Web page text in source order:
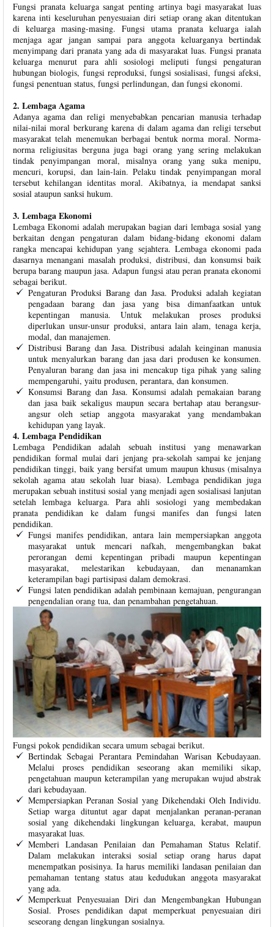
Fungsi pranata keluarga sangat penting artinya bagi masyarakat luas
karena inti keseluruhan penyesuaian diri setiap orang akan ditentukan
di keluarga masing-masing. Fungsi utama pranata keluarga ialah
menjaga agar jangan sampai para anggota keluarganya bertindak
menyimpang dari pranata yang ada di masyarakat luas. Fungsi pranata
keluarga menurut para ahli sosiologi meliputi fungsi pengaturan
hubungan biologis, fungsi reproduksi, fungsi sosialisasi, fungsi afeksi,
fungsi penentuan status, fungsi perlindungan, dan fungsi ekonomi.
2. Lembaga Agama
Adanya agama dan religi menyebabkan pencarian manusia terhadap
nilai-nilai moral berkurang karena di dalam agama dan religi tersebut
masyarakat telah menemukan berbagai bentuk norma moral. Norma-
norma religiusitas berguna juga bagi orang yang sering melakukan
tindak penyimpangan moral, misalnya orang yang suka menipu,
mencuri, korupsi, dan lain-lain. Pelaku tindak penyimpangan moral
tersebut kehilangan identitas moral. Akibatnya, ia mendapat sanksi
sosial ataupun sanksi hukum.
3. Lembaga Ekonomi
Lembaga Ekonomi adalah merupakan bagian dari lembaga sosial yang
berkaitan dengan pengaturan dalam bidang-bidang ekonomi dalam
rangka mencapai kehidupan yang sejahtera. Lembaga ekonomi pada
dasarnya menangani masalah produksi, distribusi, dan konsumsi baik
berupa barang maupun jasa. Adapun fungsi atau peran pranata ekonomi
sebagai berikut.
Pengaturan Produksi Barang dan Jasa. Produksi adalah kegiatan
pengadaan barang dan jasa yang bisa dimanfaatkan untuk
kepentingan manusia. Untuk melakukan proses produksi
diperlukan unsur-unsur produksi, antara lain alam, tenaga kerja,
modal, dan manajemen.
Distribusi Barang dan Jasa. Distribusi adalah keinginan manusia
untuk menyalurkan barang dan jasa dari produsen ke konsumen.
Penyaluran barang dan jasa ini mencakup tiga pihak yang saling
mempengaruhi, yaitu produsen, perantara, dan konsumen.
Konsumsi Barang dan Jasa. Konsumsi adalah pemakaian barang
dan jasa baik sekaligus maupun secara bertahap atau berangsur-
angsur oleh setiap anggota masyarakat yang mendambakan
kehidupan yang layak.
4. Lembaga Pendidikan
Lembaga Pendidikan adalah sebuah institusi yang menawarkan
pendidikan formal mulai dari jenjang pra-sekolah sampai ke jenjang
pendidikan tinggi, baik yang bersifat umum maupun khusus (misalnya
sekolah agama atau sekolah luar biasa). Lembaga pendidikan juga
merupakan sebuah institusi sosial yang menjadi agen sosialisasi lanjutan
setelah lembaga keluarga. Para ahli sosiologi yang membedakan
pranata pendidikan ke dalam fungsi manifes dan fungsi laten
pendidikan.
Fungsi manifes pendidikan, antara lain mempersiapkan anggota
masyarakat untuk mencari nafkah, mengembangkan bakat
perorangan demi kepentingan pribadi maupun kepentingan
masyarakat, melestarikan kebudayaan, dan menanamkan
keterampilan bagi partisipasi dalam demokrasi.
Fungsi laten pendidikan adalah pembinaan kemajuan, pengurangan
pengendalian orang tua, dan penambahan pengetahuan.
Fungsi pokok pendidikan secara umum sebagai berikut.
Bertindak Sebagai Perantara Pemindahan Warisan Kebudayaan.
Melalui proses pendidikan seseorang akan memiliki sikap,
pengetahuan maupun keterampilan yang merupakan wujud abstrak
dari kebudayaan.
Mempersiapkan Peranan Sosial yang Dikehendaki Oleh Individu.
Setiap warga dituntut agar dapat menjalankan peranan-peranan
sosial yang dikehendaki lingkungan keluarga, kerabat, maupun
masyarakat luas.
Memberi Landasan Penilaian dan Pemahaman Status Relatif.
Dalam melakukan interaksi sosial setiap orang harus dapat
menempatkan posisinya. Ia harus memiliki landasan penilaian dan
pemahaman tentang status atau kedudukan anggota masyarakat
yang ada.
Memperkuat Penyesuaian Diri dan Mengembangkan Hubungan
Sosial. Proses pendidikan dapat memperkuat penyesuaian diri
seseorang dengan lingkungan sosialnya.